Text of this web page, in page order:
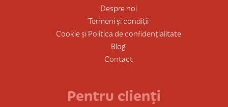
Despre noi
Termeni și condiții
Cookie și Politica de confidențialitate
Blog
Contact
Pentru clienți